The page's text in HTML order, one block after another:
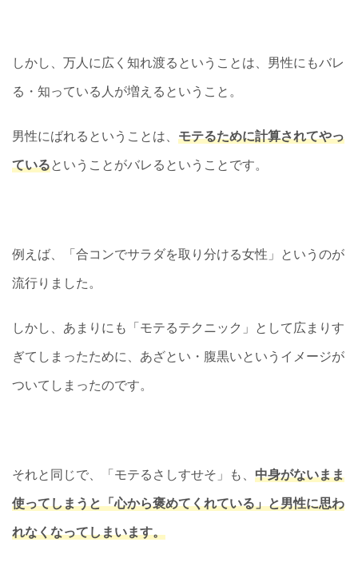
しかし、万人に広く知れ渡るということは、男性にもバレ
る・知っている人が増えるということ。
男性にばれるということは、 モテるために計算されてやっ
ているということがバレるということです。
例えば、「合コンでサラダを取り分ける女性」というのが
流行りました。
しかし、あまりにも「モテるテクニック」として広まりす
ぎてしまったために、あざとい・腹黒いというイメージが
ついてしまったのです。
それと同じで、「モテるさしすせそ」も、 中身がないまま
使ってしまうと「心から褒めてくれている」と男性に思わ
れなくなってしまいます。